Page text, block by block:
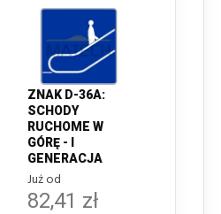
ZNAK D-36A:
SCHODY
RUCHOME W
GÓRĘ - I
GENERACJA
Już od
82,41 zł